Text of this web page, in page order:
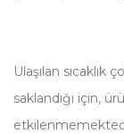
Ulaşılan sıcaklık
saklandığı için,